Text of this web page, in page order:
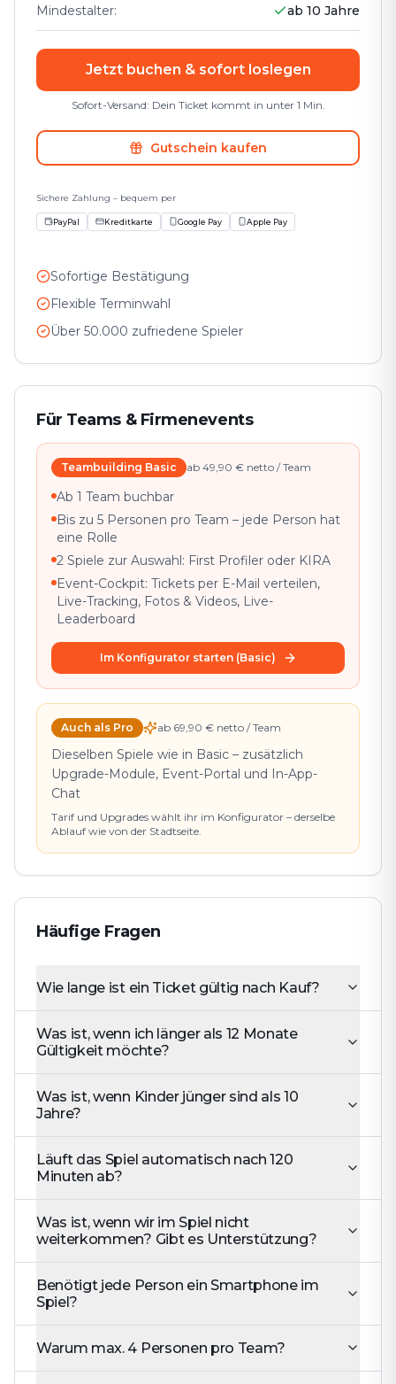
Mindestalter: ab 10 Jahre
Jetzt buchen & sofort loslegen
Sofort-Versand: Dein Ticket kommt in unter 1 Min.
Gutschein kaufen
Sichere Zahlung – bequem per
PayPal Kreditkarte Google Pay Apple Pay
Sofortige Bestätigung
Flexible Terminwahl
Über 50.000 zufriedene Spieler
Für Teams & Firmenevents
Teambuilding Basic ab 49,90 € netto / Team
Ab 1 Team buchbar
Bis zu 5 Personen pro Team – jede Person hat
eine Rolle
2 Spiele zur Auswahl: First Profiler oder KIRA
Event-Cockpit: Tickets per E-Mail verteilen,
Live-Tracking, Fotos & Videos, Live-
Leaderboard
Im Konfigurator starten (Basic)
Auch als Pro ab 69,90 € netto / Team
Dieselben Spiele wie in Basic – zusätzlich
Upgrade-Module, Event-Portal und In-App-
Chat
Tarif und Upgrades wählt ihr im Konfigurator – derselbe
Ablauf wie von der Stadtseite.
Häufige Fragen
Wie lange ist ein Ticket gültig nach Kauf?
Was ist, wenn ich länger als 12 Monate
Gültigkeit möchte?
Was ist, wenn Kinder jünger sind als 10
Jahre?
Läuft das Spiel automatisch nach 120
Minuten ab?
Was ist, wenn wir im Spiel nicht
weiterkommen? Gibt es Unterstützung?
Benötigt jede Person ein Smartphone im
Spiel?
Warum max. 4 Personen pro Team?